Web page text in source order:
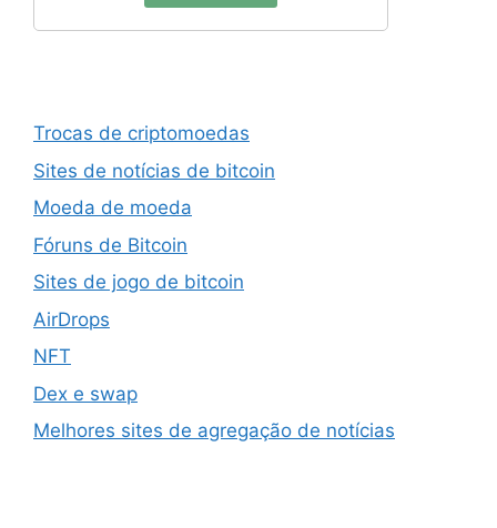
Trocas de criptomoedas
Sites de notícias de bitcoin
Moeda de moeda
Fóruns de Bitcoin
Sites de jogo de bitcoin
AirDrops
NFT
Dex e swap
Melhores sites de agregação de notícias